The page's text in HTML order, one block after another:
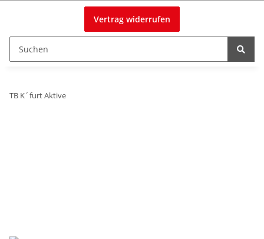
Vertrag widerrufen
TB K´furt Aktive